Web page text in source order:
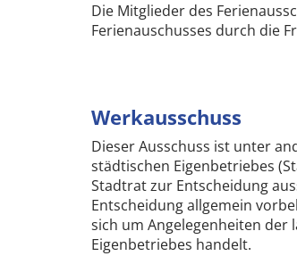
Die Mitglieder des
Ferienauschusses durch die
Werkausschuss
Dieser Ausschuss ist unter
städtischen Eigenbetriebes
Stadtrat zur Entscheidung
Entscheidung allgemein
sich um Angelegenheiten der
Eigenbetriebes handelt.